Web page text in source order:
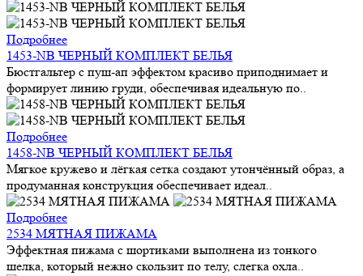
Подробнее
1453-NB ЧЕРНЫЙ КОМПЛЕКТ БЕЛЬЯ
Бюстгальтер с пуш-ап эффектом красиво приподнимает и
формирует линию груди, обеспечивая идеальную по..
Подробнее
1458-NB ЧЕРНЫЙ КОМПЛЕКТ БЕЛЬЯ
Мягкое кружево и лёгкая сетка создают утончённый образ, а
продуманная конструкция обеспечивает идеал..
Подробнее
2534 МЯТНАЯ ПИЖАМА
Эффектная пижама с шортиками выполнена из тонкого
шелка, который нежно скользит по телу, слегка охла..